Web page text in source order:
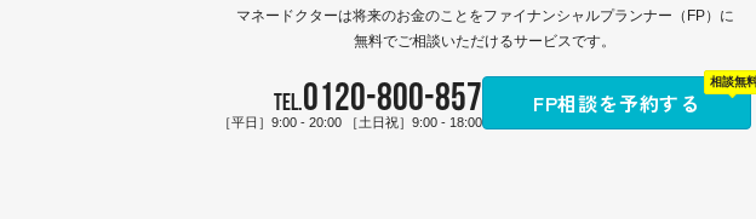
マネードクターは将来のお金のことをファイナンシャルプランナー（FP）に
無料でご相談いただけるサービスです。
TEL. 0120-800-857
［平日］9:00 - 20:00 ［土日祝］9:00 - 18:00
FP相談を予約する
相談無